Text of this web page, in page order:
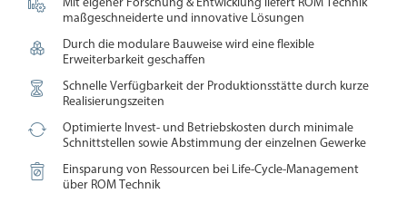

Mit eigener Forschung & Entwicklung liefert ROM Technik
maßgeschneiderte und innovative Lösungen

Durch die modulare Bauweise wird eine flexible
Erweiterbarkeit geschaffen

Schnelle Verfügbarkeit der Produktionsstätte durch kurze
Realisierungszeiten

Optimierte Invest- und Betriebskosten durch minimale
Schnittstellen sowie Abstimmung der einzelnen Gewerke

Einsparung von Ressourcen bei Life-Cycle-Management
über ROM Technik